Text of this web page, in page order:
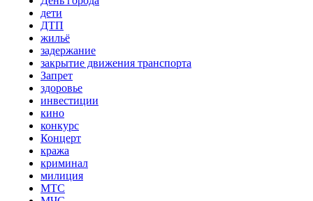
дети
ДТП
жильё
задержание
закрытие движения транспорта
Запрет
здоровье
инвестиции
кино
конкурс
Концерт
кража
криминал
милиция
МТС